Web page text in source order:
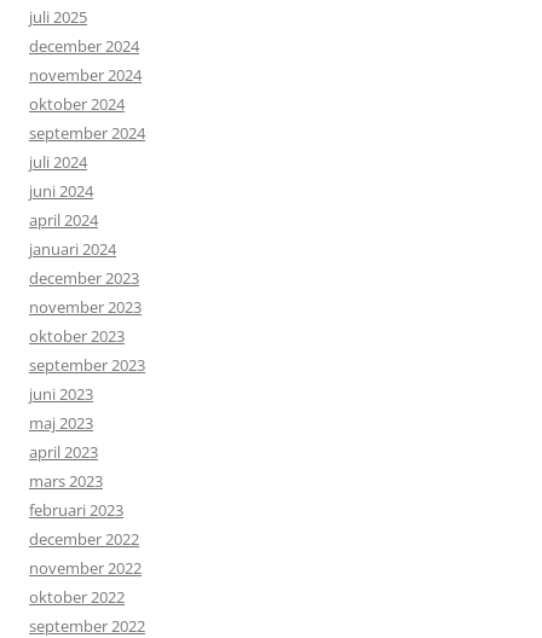
juli 2025
december 2024
november 2024
oktober 2024
september 2024
juli 2024
juni 2024
april 2024
januari 2024
december 2023
november 2023
oktober 2023
september 2023
juni 2023
maj 2023
april 2023
mars 2023
februari 2023
december 2022
november 2022
oktober 2022
september 2022